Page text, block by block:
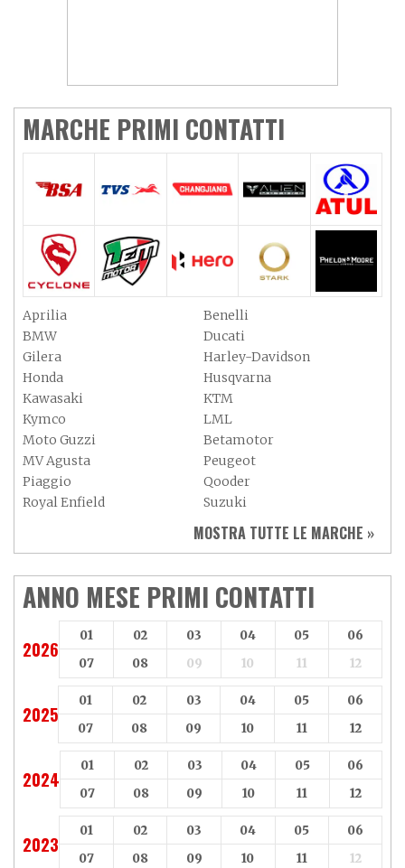
MARCHE PRIMI CONTATTI
Aprilia
Benelli
BMW
Ducati
Gilera
Harley-Davidson
Honda
Husqvarna
Kawasaki
KTM
Kymco
LML
Moto Guzzi
Betamotor
MV Agusta
Peugeot
Piaggio
Qooder
Royal Enfield
Suzuki
Triumph
Yamaha
Aeon
Aspes
Axy
Baotian
MOSTRA TUTTE LE MARCHE »
ANNO MESE PRIMI CONTATTI
2026
01 02 03 04 05
06
07
08 09 10 11 12
2025
01 02 03 04 05
06
07
08 09 10 11 12
2024
01 02 03 04 05
06
07
08 09 10 11 12
2023
01 02 03 04 05
06
07
08 09 10 11 12